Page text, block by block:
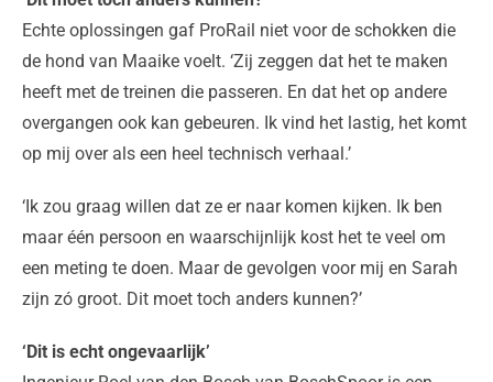
Echte oplossingen gaf ProRail niet voor de schokken die
de hond van Maaike voelt. ‘Zij zeggen dat het te maken
heeft met de treinen die passeren. En dat het op andere
overgangen ook kan gebeuren. Ik vind het lastig, het komt
op mij over als een heel technisch verhaal.’
‘Ik zou graag willen dat ze er naar komen kijken. Ik ben
maar één persoon en waarschijnlijk kost het te veel om
een meting te doen. Maar de gevolgen voor mij en Sarah
zijn zó groot. Dit moet toch anders kunnen?’
‘Dit is echt ongevaarlijk’